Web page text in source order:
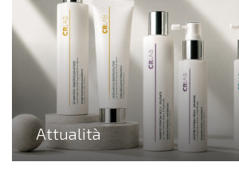
Attualità